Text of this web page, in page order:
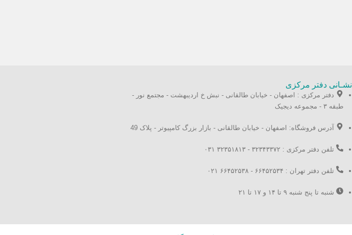
نشـانی دفتر مرکزی
دفتر مرکزی : اصفهان - خیابان طالقانی - نبش خ اردیبهشت - مجتمع نور -
طبقه ۳ - مجموعه دیجیک
آدرس فروشگاه: اصفهان - خیابان طالقانی - بازار بزرگ کامپیوتر - پلاک 49
تلفن دفتر مرکزی : ۳۲۳۴۳۳۷۲ - ۳۲۳۵۱۸۱۳ ۰۳۱
تلفن دفتر تهران : ۶۶۴۵۲۵۳۴ - ۶۶۴۵۲۵۳۸ ۰۲۱
شنبه تا پنج شنبه ۹ تا ۱۴ و ۱۷ تا ۲۱